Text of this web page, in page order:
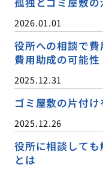
2026.01.01
役所への相談で
費用助成の可能性
2025.12.31
ゴミ屋敷の片付
2025.12.26
役所に相談して
とは